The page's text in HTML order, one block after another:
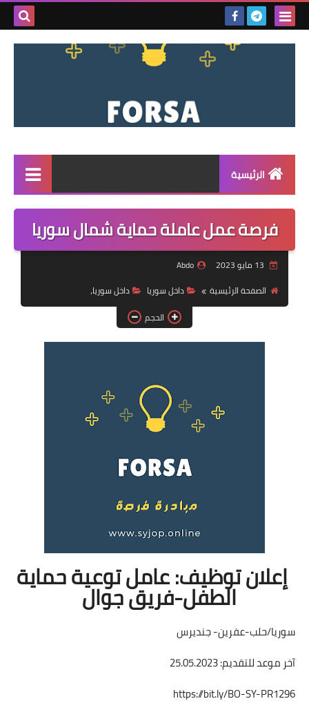
بحث
الرئيسية
القائمة
مناقصات
فرص عمل في تركيا
فرص عمل في العراق
فرص عمل في السودان
دورات تدريبية
فرصة عمل عاملة حماية شمال سوريا
Abdo
الصفحة الرئيسية
داخل سوريا
داخل سوريا،
الحجم
إعلان توظيف: عامل توعية حماية
الطفل-فريق جوال
سوريا/حلب-عفرين- جنديرس
آخر موعد للتقديم: 25.05.2023
https://bit.ly/BO-SY-PR1296